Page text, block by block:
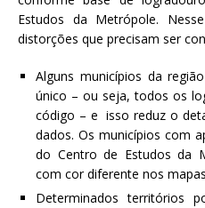
Estudos da Metrópole.
distorções que precisam ser
Alguns municípios da
único – ou seja, todos os
código – e isso reduz o
dados. Os municípios com
do Centro de Estudos da
com cor diferente nos
Determinados territórios